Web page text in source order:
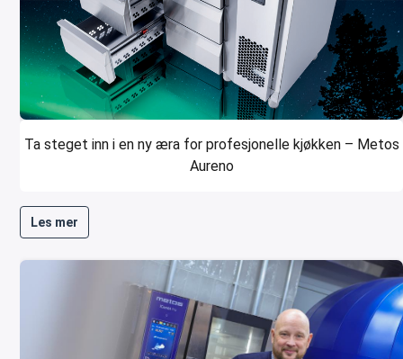
Ta steget inn i en ny æra for profesjonelle kjøkken – Metos
Aureno
Les mer